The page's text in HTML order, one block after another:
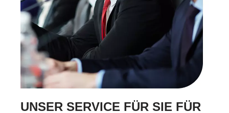
UNSER SERVICE FÜR SIE FÜR